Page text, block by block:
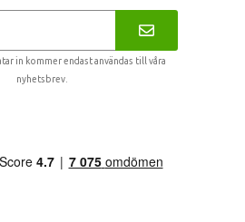
in kommer endast användas till våra
nyhetsbrev.